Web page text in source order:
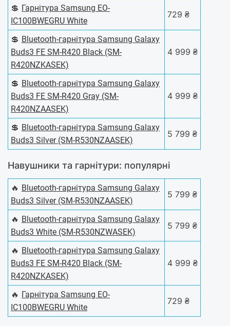
💲 Гарнітура Samsung EO-
IC100BWEGRU White
729 ₴
💲 Bluetooth-гарнітура Samsung Galaxy
Buds3 FE SM-R420 Black (SM-
R420NZKASEK)
4 999 ₴
💲 Bluetooth-гарнітура Samsung Galaxy
Buds3 FE SM-R420 Gray (SM-
R420NZAASEK)
4 999 ₴
💲 Bluetooth-гарнітура Samsung Galaxy
Buds3 Silver (SM-R530NZAASEK)
5 799 ₴
Навушники та гарнітури: популярні
🔥 Bluetooth-гарнітура Samsung Galaxy
Buds3 Silver (SM-R530NZAASEK)
5 799 ₴
🔥 Bluetooth-гарнітура Samsung Galaxy
Buds3 White (SM-R530NZWASEK)
5 799 ₴
🔥 Bluetooth-гарнітура Samsung Galaxy
Buds3 FE SM-R420 Black (SM-
R420NZKASEK)
4 999 ₴
🔥 Гарнітура Samsung EO-
IC100BWEGRU White
729 ₴